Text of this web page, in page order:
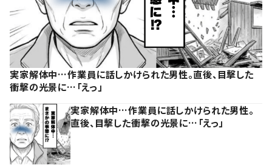
実家解体中…作業員に話しかけられた男性。直後、目撃した
衝撃の光景に…「えっ」
実家解体中…作業員に話しかけられた男性。
直後、目撃した衝撃の光景に…「えっ」